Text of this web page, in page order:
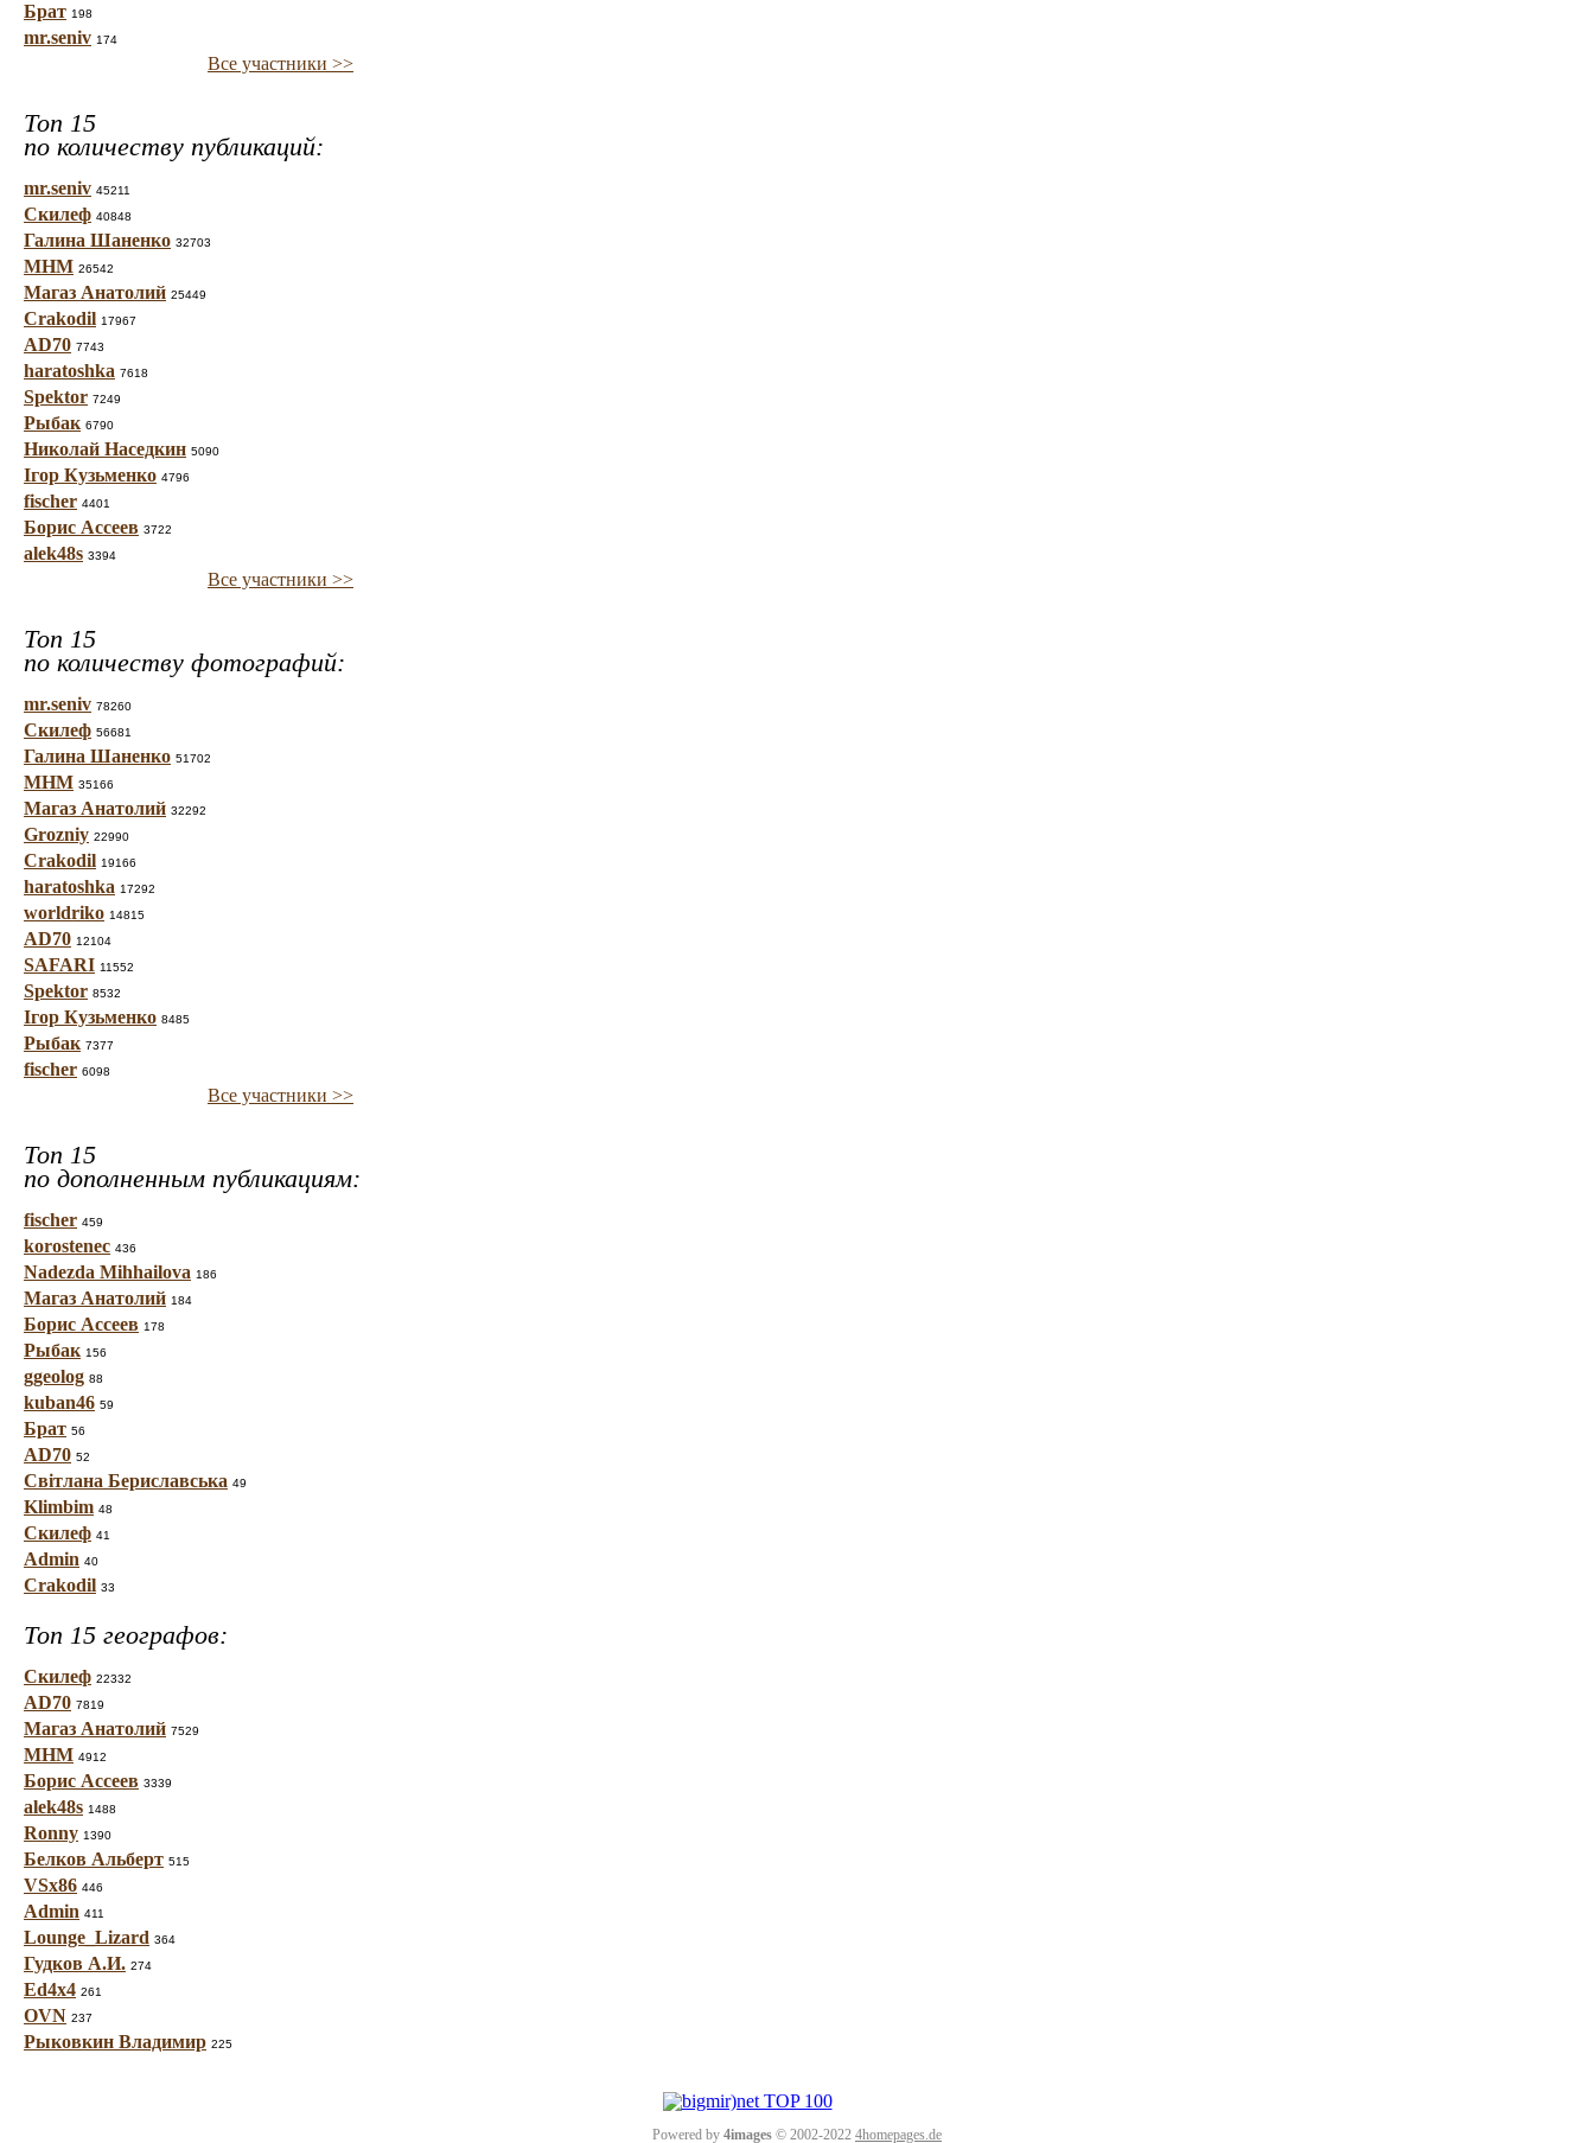
Брат 198
mr.seniv 174
Все участники >>
Топ 15
по количеству публикаций:
mr.seniv 45211
Скилеф 40848
Галина Шаненко 32703
МНМ 26542
Магаз Анатолий 25449
Crakodil 17967
AD70 7743
haratoshka 7618
Spektor 7249
Рыбак 6790
Николай Наседкин 5090
Ігор Кузьменко 4796
fischer 4401
Борис Ассеев 3722
alek48s 3394
Все участники >>
Топ 15
по количеству фотографий:
mr.seniv 78260
Скилеф 56681
Галина Шаненко 51702
МНМ 35166
Магаз Анатолий 32292
Grozniy 22990
Crakodil 19166
haratoshka 17292
worldriko 14815
AD70 12104
SAFARI 11552
Spektor 8532
Ігор Кузьменко 8485
Рыбак 7377
fischer 6098
Все участники >>
Топ 15
по дополненным публикациям:
fischer 459
korostenec 436
Nadezda Mihhailova 186
Магаз Анатолий 184
Борис Ассеев 178
Рыбак 156
ggeolog 88
kuban46 59
Брат 56
AD70 52
Світлана Бериславська 49
Klimbim 48
Скилеф 41
Admin 40
Crakodil 33
Топ 15 географов:
Скилеф 22332
AD70 7819
Магаз Анатолий 7529
МНМ 4912
Борис Ассеев 3339
alek48s 1488
Ronny 1390
Белков Альберт 515
VSx86 446
Admin 411
Lounge_Lizard 364
Гудков А.И. 274
Ed4x4 261
OVN 237
Рыковкин Владимир 225
Powered by 4images © 2002-2022 4homepages.de